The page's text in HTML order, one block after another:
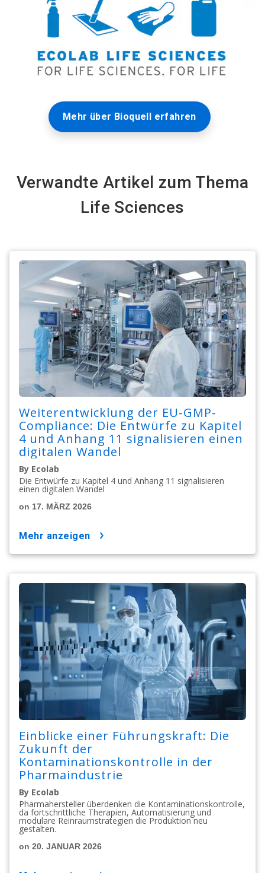
Mehr über Bioquell erfahren
Verwandte Artikel zum Thema
Life Sciences
Weiterentwicklung der EU-GMP-
Compliance: Die Entwürfe zu Kapitel
4 und Anhang 11 signalisieren einen
digitalen Wandel
By Ecolab
Die Entwürfe zu Kapitel 4 und Anhang 11 signalisieren
einen digitalen Wandel
on 17. MÄRZ 2026
mehr anzeigen
Einblicke einer Führungskraft: Die
Zukunft der
Kontaminationskontrolle in der
Pharmaindustrie
By Ecolab
Pharmahersteller überdenken die Kontaminationskontrolle,
da fortschrittliche Therapien, Automatisierung und
modulare Reinraumstrategien die Produktion neu
gestalten.
on 20. JANUAR 2026